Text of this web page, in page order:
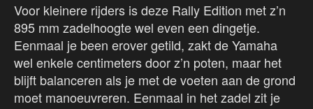
Voor kleinere rijders is deze Rally Edition met z’n
895 mm zadelhoogte wel even een dingetje.
Eenmaal je been erover getild, zakt de Yamaha
wel enkele centimeters door z’n poten, maar het
blijft balanceren als je met de voeten aan de grond
moet manoeuvreren. Eenmaal in het zadel zit je